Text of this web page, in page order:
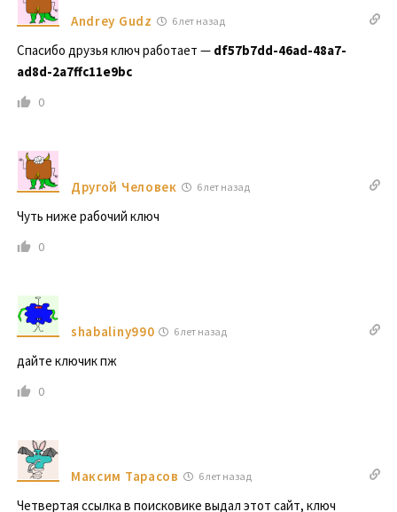
Andrey Gudz 6 лет назад
Спасибо друзья ключ работает — df57b7dd-46ad-48a7-
ad8d-2a7ffc11e9bc
0
Другой Человек 6 лет назад
Чуть ниже рабочий ключ
0
shabaliny990 6 лет назад
дайте ключик пж
0
Максим Тарасов 6 лет назад
Четвертая ссылка в поисковике выдал этот сайт, ключ